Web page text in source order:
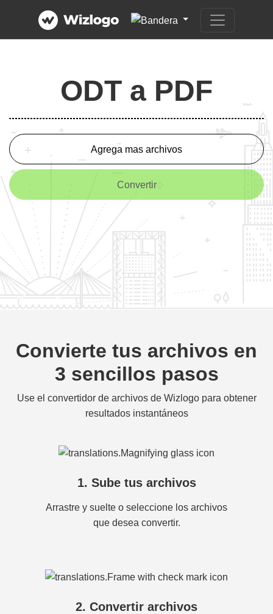
ODT a PDF
Agrega mas archivos
Convertir
Convierte tus archivos en
3 sencillos pasos
Use el convertidor de archivos de Wizlogo para obtener
resultados instantáneos
1. Sube tus archivos
Arrastre y suelte o seleccione los archivos
que desea convertir.
2. Convertir archivos